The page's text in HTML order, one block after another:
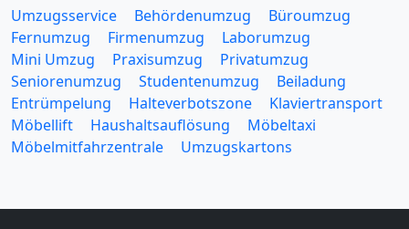
Umzugsservice Behördenumzug
Büroumzug
Fernumzug
Firmenumzug
Laborumzug
Mini Umzug
Praxisumzug
Privatumzug
Seniorenumzug
Studentenumzug
Beiladung
Entrümpelung
Halteverbotszone
Klaviertransport
Möbellift
Haushaltsauflösung
Möbeltaxi
Möbelmitfahrzentrale
Umzugskartons